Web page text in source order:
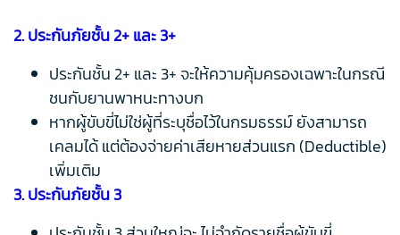
2. ประกันภัยชั้น 2+ และ 3+
ประกันชั้น 2+ และ 3+ จะให้ความคุ้มครองเฉพาะในกรณี
ชนกับยานพาหนะทางบก
หากผู้ขับขี่ไม่ใช่ผู้ที่ระบุชื่อไว้ในกรมธรรม์ ยังสามารถ
เคลมได้ แต่ต้องจ่ายค่าเสียหายส่วนแรก (Deductible)
เพิ่มเติม
3. ประกันภัยชั้น 3